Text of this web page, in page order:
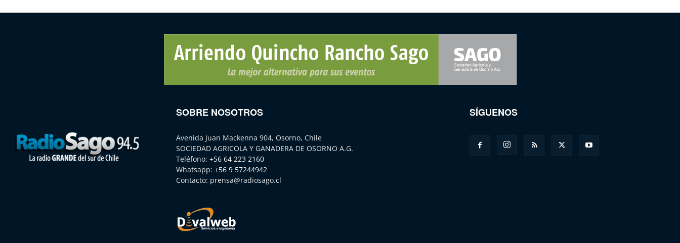
SOBRE NOSOTROS
Avenida Juan Mackenna 904, Osorno, Chile
SOCIEDAD AGRICOLA Y GANADERA DE OSORNO A.G.
Teléfono: +56 64 223 2160
Whatsapp: +56 9 57244942
Contacto: prensa@radiosago.cl
SÍGUENOS